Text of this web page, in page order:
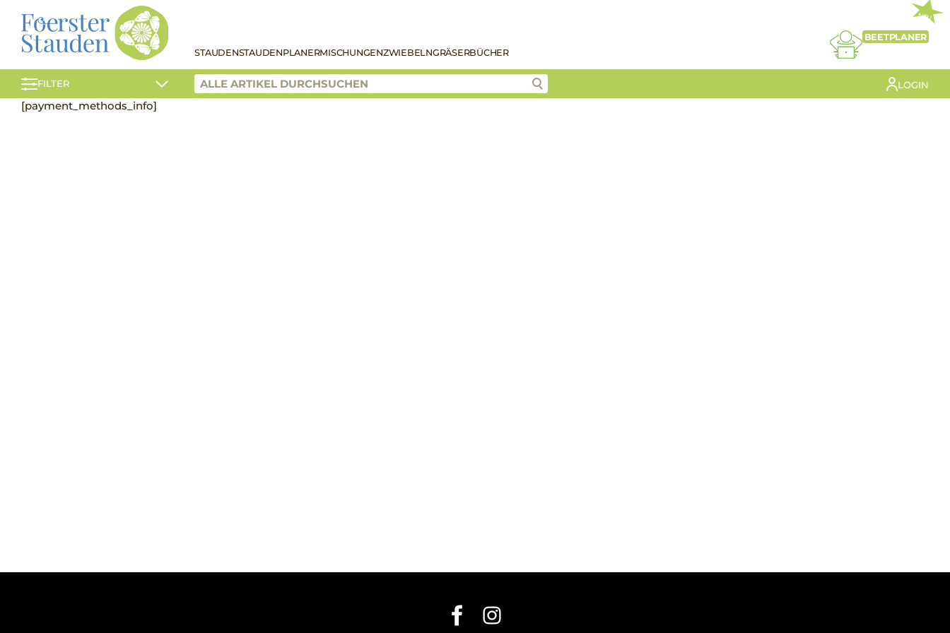
STAUDENSTAUDENPLANERMISCHUNGENZWIEBELNGRÄSERBÜCHER
NEU
BEETPLANER
FILTER LOGIN
[payment_methods_info]